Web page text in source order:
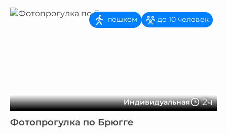
Индивидуальная 2ч
пешком до 10 человек
Фотопрогулка по Брюгге